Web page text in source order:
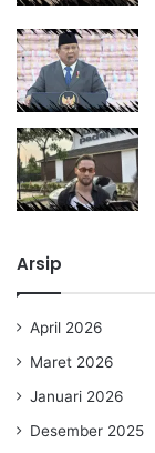
Arsip
April 2026
Maret 2026
Januari 2026
Desember 2025